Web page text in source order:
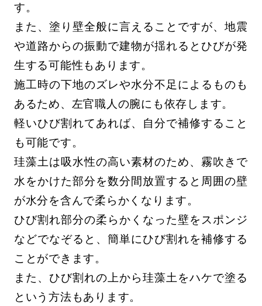
す。
また、塗り壁全般に言えることですが、地震
や道路からの振動で建物が揺れるとひびが発
生する可能性もあります。
施工時の下地のズレや水分不足によるものも
あるため、左官職人の腕にも依存します。
軽いひび割れてあれば、自分で補修すること
も可能です。
珪藻土は吸水性の高い素材のため、霧吹きで
水をかけた部分を数分間放置すると周囲の壁
が水分を含んで柔らかくなります。
ひび割れ部分の柔らかくなった壁をスポンジ
などでなぞると、簡単にひび割れを補修する
ことができます。
また、ひび割れの上から珪藻土をハケで塗る
という方法もあります。